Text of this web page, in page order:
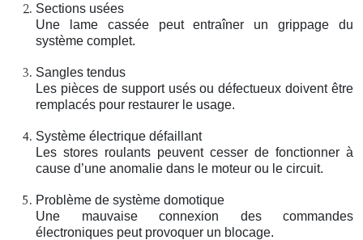
Sections usées
Une lame cassée peut entraîner un grippage du
système complet.
Sangles tendus
Les pièces de support usés ou défectueux doivent être
remplacés pour restaurer le usage.
Système électrique défaillant
Les stores roulants peuvent cesser de fonctionner à
cause d’une anomalie dans le moteur ou le circuit.
Problème de système domotique
Une mauvaise connexion des commandes
électroniques peut provoquer un blocage.